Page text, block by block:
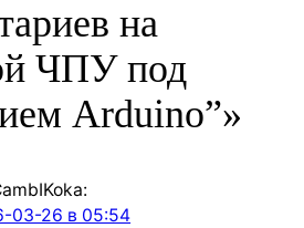
на
ЧПУ под
Arduino”»
:
03-26 в 05:54